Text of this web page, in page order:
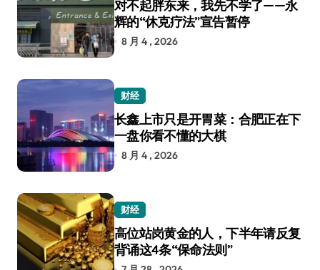
对不起胖东来，我先不学了——永
辉的“休克疗法”宣告暂停
8 月 4 , 2026
财经
长鑫上市只是开胃菜：合肥正在下
一盘你看不懂的大棋
8 月 4 , 2026
财经
高位站岗黄金的人，下半年请反复
背诵这4条“保命法则”